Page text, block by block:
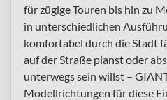
für zügige Touren bis hin zu
in unterschiedlichen
komfortabel durch die Stadt
auf der Straße planst oder
unterwegs sein willst –
Modellrichtungen für diese